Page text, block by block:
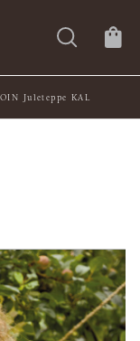
Juleteppe KAL